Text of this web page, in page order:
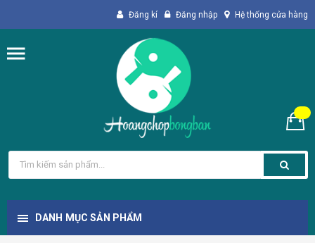
Đăng kí Đăng nhập Hệ thống cửa hàng
DANH MỤC SẢN PHẨM